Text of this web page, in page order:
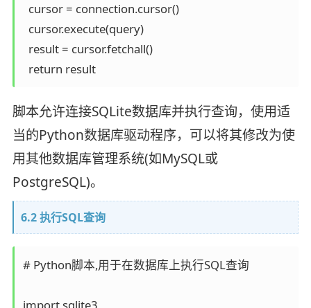
  cursor = connection.cursor()
  cursor.execute(query)
  result = cursor.fetchall()
  return result
脚本允许连接SQLite数据库并执行查询，使用适
当的Python数据库驱动程序，可以将其修改为使
用其他数据库管理系统(如MySQL或
PostgreSQL)。
6.2 执行SQL查询
# Python脚本,用于在数据库上执行SQL查询